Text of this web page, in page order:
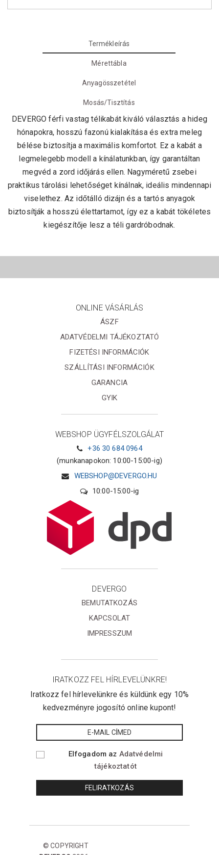
Termékleírás
Mérettábla
Anyagösszetétel
Mosás/Tisztítás
DEVERGO férfi vastag télikabát kiváló választás a hideg
hónapokra, hosszú fazonú kialakítása és extra meleg
bélése biztosítja a maximális komfortot. Ez a kabát a
legmelegebb modell a kínálatunkban, így garantáltan
megvéd a zord időjárás ellen. Nagyméretű zsebei
praktikus tárolási lehetőséget kínálnak, ideális mindennapi
viselethez. Az időtálló dizájn és a tartós anyagok
biztosítják a hosszú élettartamot, így ez a kabát tökéletes
kiegészítője lesz a téli gardróbodnak.
ONLINE VÁSÁRLÁS
ÁSZF
ADATVÉDELMI TÁJÉKOZTATÓ
FIZETÉSI INFORMÁCIÓK
SZÁLLÍTÁSI INFORMÁCIÓK
GARANCIA
GYIK
WEBSHOP ÜGYFÉLSZOLGÁLAT
+36 30 684 0964
(munkanapokon: 10:00-15:00-ig)
WEBSHOP@DEVERGO.HU
10:00-15:00-ig
DEVERGO
BEMUTATKOZÁS
KAPCSOLAT
IMPRESSZUM
IRATKOZZ FEL HÍRLEVELÜNKRE!
Iratkozz fel hírlevelünkre és küldünk egy 10%
kedvezményre jogosító online kupont!
Elfogadom az Adatvédelmi
tájékoztatót
© COPYRIGHT